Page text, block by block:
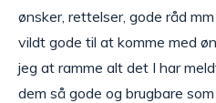
ønsker, rettelser, gode råd
vildt gode til at komme med
jeg at ramme alt det I har
dem så gode og brugbare